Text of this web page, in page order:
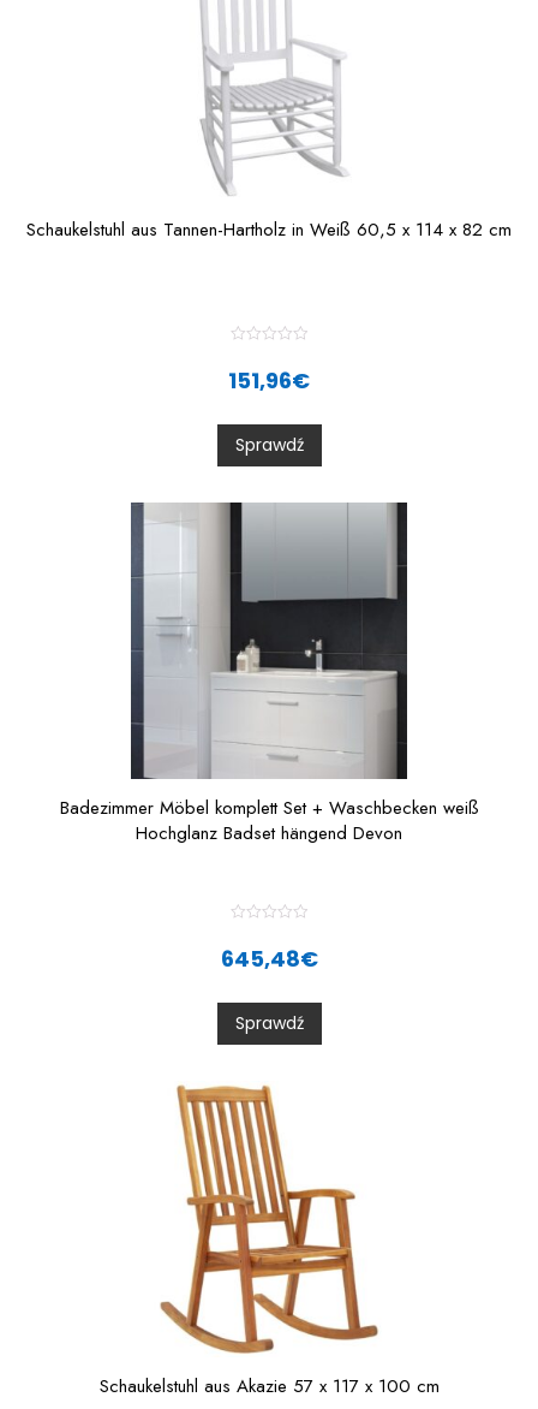
Schaukelstuhl aus Tannen-Hartholz in Weiß 60,5 x 114 x 82 cm
0
o
u
t
151,96€
Sprawdź
Badezimmer Möbel komplett Set + Waschbecken weiß
Hochglanz Badset hängend Devon
a
t
0
o
u
t
5
645,48€
Sprawdź
Schaukelstuhl aus Akazie 57 x 117 x 100 cm